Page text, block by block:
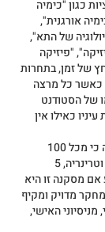
כגון "כימיה
אורגנית",
של התא",
"פיזיקה
של זמן, בתחרות
כאשר כל מרצה
של הסטודנט
כאילו אין
אם מסקנה זו היא
מדויק ומקיף
האישי,